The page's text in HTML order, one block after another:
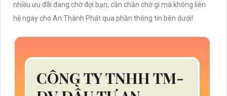
nhiều ưu đãi đang chờ đợi bạn, cần chần chờ gì mà không liên
hệ ngay cho An Thành Phát qua phần thông tin bên dưới!
CÔNG TY TNHH TM-